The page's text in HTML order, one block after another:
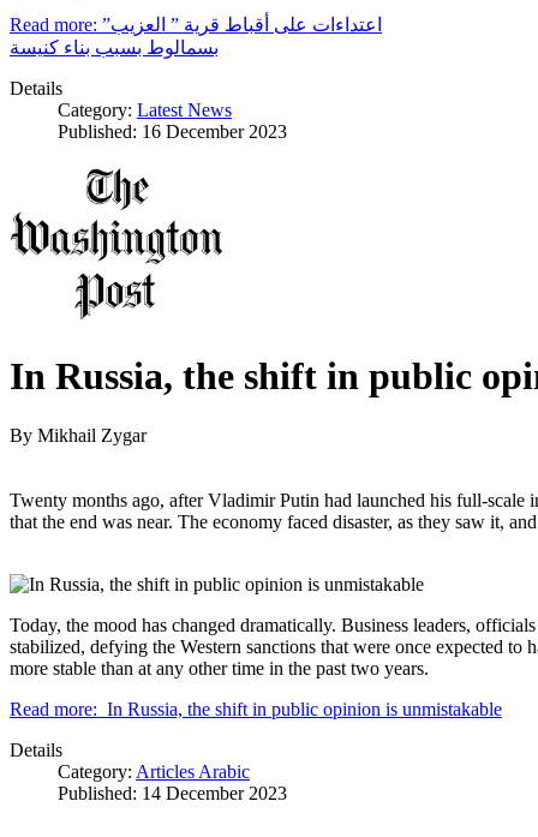
Read more: اعتداءات على أقباط قرية ” العزيب”
بسمالوط بسبب بناء كنيسة
Details
Category: Latest News
Published: 16 December 2023
In Russia, the shift in public
By Mikhail Zygar
Twenty months ago, after Vladimir Putin had launched his full-
that the end was near. The economy faced disaster, as they saw it,
Today, the mood has changed dramatically. Business leaders,
stabilized, defying the Western sanctions that were once expected to
more stable than at any other time in the past two years.
Read more: In Russia, the shift in public opinion is unmistakable
Details
Category: Articles Arabic
Published: 14 December 2023